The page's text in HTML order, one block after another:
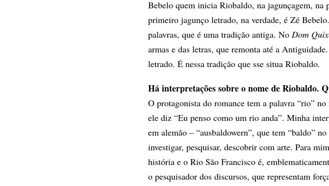
Bebelo quem inicia Riobaldo, na jagunçagem,
primeiro jagunço letrado, na verdade, é Zé
palavras, que é uma tradição antiga. No Dom
armas e das letras, que remonta até a
letrado. É nessa tradição que sse situa Riobaldo.
Há interpretações sobre o nome de Riobaldo.
O protagonista do romance tem a palavra “rio”
ele diz “Eu penso como um rio anda”. Minha
em alemão – “ausbaldowern”, que tem “baldo”
investigar, pesquisar, descobrir com arte. Para
história e o Rio São Francisco é,
o pesquisador dos discursos, que representam